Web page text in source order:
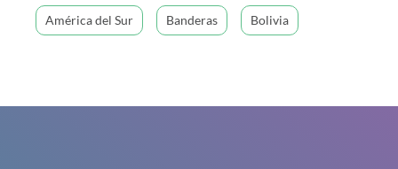
América del Sur Banderas Bolivia